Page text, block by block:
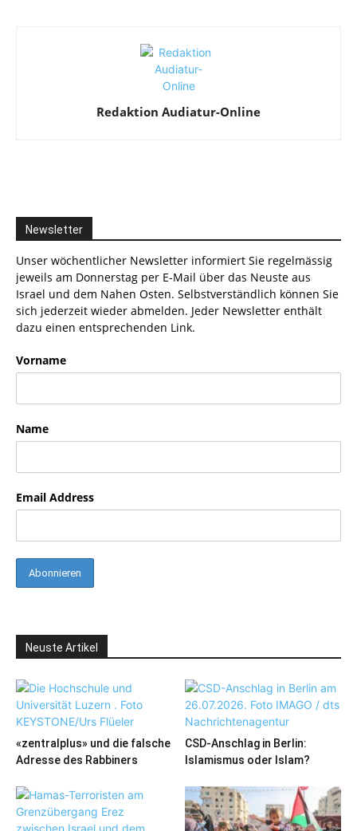
Redaktion Audiatur-Online
Newsletter
Unser wöchentlicher Newsletter informiert Sie regelmässig
jeweils am Donnerstag per E-Mail über das Neuste aus
Israel und dem Nahen Osten. Selbstverständlich können Sie
sich jederzeit wieder abmelden. Jeder Newsletter enthält
dazu einen entsprechenden Link.
Vorname
Name
Email Address
Neuste Artikel
«zentralplus» und die falsche
Adresse des Rabbiners
CSD-Anschlag in Berlin:
Islamismus oder Islam?